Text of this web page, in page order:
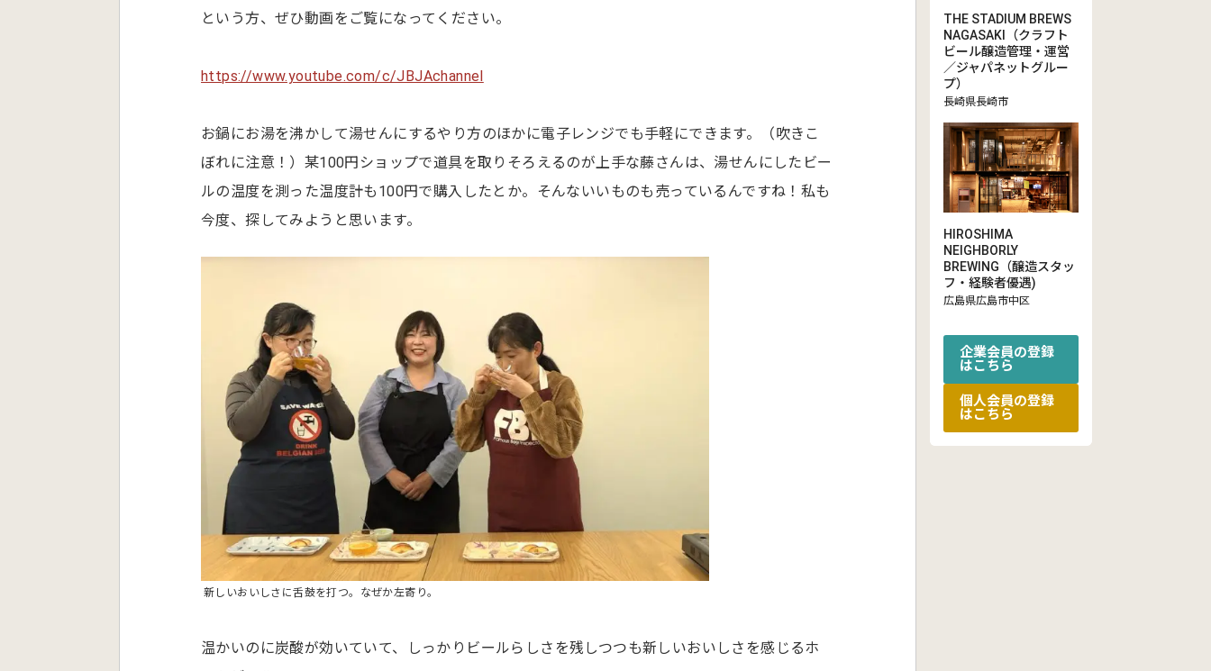
という方、ぜひ動画をご覧になってください。
https://www.youtube.com/c/JBJAchannel
お鍋にお湯を沸かして湯せんにするやり方のほかに電子レンジでも手軽にできます。（吹きこ
ぼれに注意！）某100円ショップで道具を取りそろえるのが上手な藤さんは、湯せんにしたビー
ルの温度を測った温度計も100円で購入したとか。そんないいものも売っているんですね！私も
今度、探してみようと思います。
新しいおいしさに舌鼓を打つ。なぜか左寄り。
温かいのに炭酸が効いていて、しっかりビールらしさを残しつつも新しいおいしさを感じるホ
THE STADIUM BREWS
NAGASAKI（クラフト
ビール醸造管理・運営
／ジャパネットグルー
プ）
長崎県長崎市
HIROSHIMA
NEIGHBORLY
BREWING（醸造スタッ
フ・経験者優遇)
広島県広島市中区
企業会員の登録
はこちら
個人会員の登録
はこちら